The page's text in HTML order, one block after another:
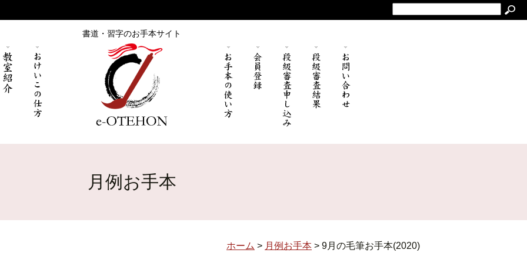
書道・習字のお手本サイト
月例お手本
ホーム > 月例お手本 > 9月の毛筆お手本(2020)